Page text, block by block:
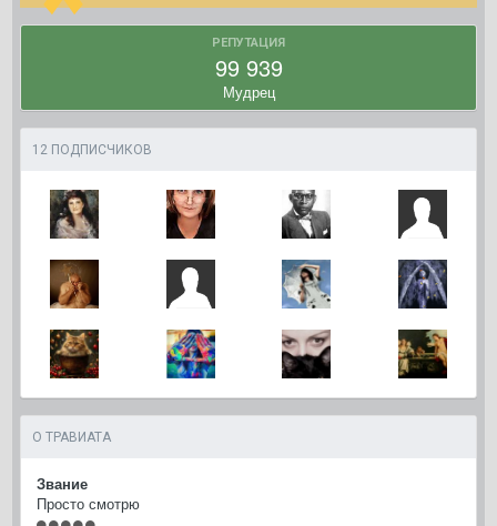
РЕПУТАЦИЯ
99 939
Мудрец
12 ПОДПИСЧИКОВ
О ТРАВИАТА
Звание
Просто смотрю